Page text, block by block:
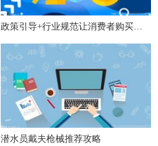
潜水员戴夫枪械推荐攻略